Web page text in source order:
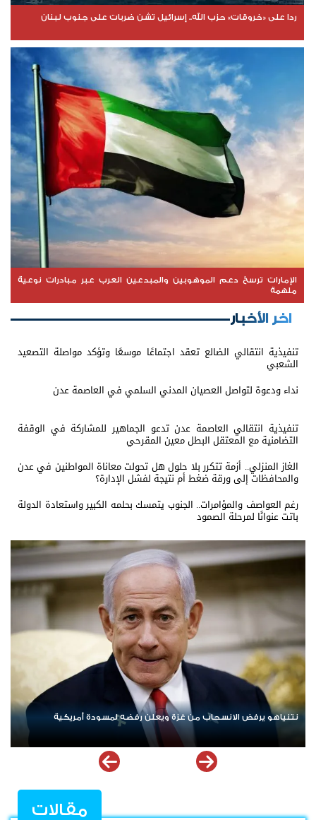
ردا على «خروقات» حزب الله.. إسرائيل تشن ضربات على جنوب لبنان
الإمارات ترسخ دعم الموهوبين والمبدعين العرب عبر مبادرات نوعية
ملهمة
اخر الأخبار
تنفيذية انتقالي الضالع تعقد اجتماعًا موسعًا وتؤكد مواصلة التصعيد
الشعبي
نداء ودعوة لتواصل العصيان المدني السلمي في العاصمة عدن
تنفيذية انتقالي العاصمة عدن تدعو الجماهير للمشاركة في الوقفة
التضامنية مع المعتقل البطل معين المقرحي
الغاز المنزلي.. أزمة تتكرر بلا حلول هل تحولت معاناة المواطنين في عدن
والمحافظات إلى ورقة ضغط أم نتيجة لفشل الإدارة؟
رغم العواصف والمؤامرات.. الجنوب يتمسك بحلمه الكبير واستعادة الدولة
باتت عنوانًا لمرحلة الصمود
ردا على «خروقات» حزب الله.. إسرائيل تشن ضربات على جنوب لبنان
مقالات